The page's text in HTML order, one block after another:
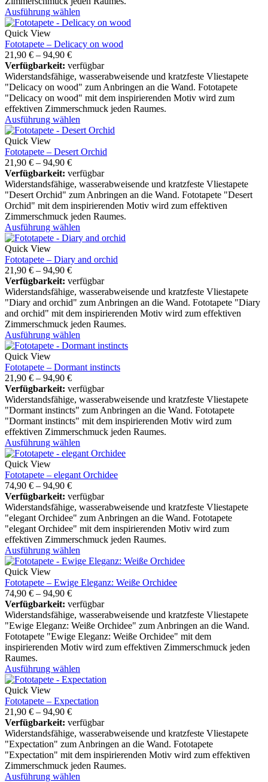
Ausführung wählen
Quick View
Fototapete – Delicacy on wood
21,90 € – 94,90 €
Verfügbarkeit: verfügbar
Widerstandsfähige, wasserabweisende und kratzfeste Vliestapete
"Delicacy on wood" zum Anbringen an die Wand. Fototapete
"Delicacy on wood" mit dem inspirierenden Motiv wird zum
effektiven Zimmerschmuck jeden Raumes.
Ausführung wählen
Quick View
Fototapete – Desert Orchid
21,90 € – 94,90 €
Verfügbarkeit: verfügbar
Widerstandsfähige, wasserabweisende und kratzfeste Vliestapete
"Desert Orchid" zum Anbringen an die Wand. Fototapete "Desert
Orchid" mit dem inspirierenden Motiv wird zum effektiven
Zimmerschmuck jeden Raumes.
Ausführung wählen
Quick View
Fototapete – Diary and orchid
21,90 € – 94,90 €
Verfügbarkeit: verfügbar
Widerstandsfähige, wasserabweisende und kratzfeste Vliestapete
"Diary and orchid" zum Anbringen an die Wand. Fototapete "Diary
and orchid" mit dem inspirierenden Motiv wird zum effektiven
Zimmerschmuck jeden Raumes.
Ausführung wählen
Quick View
Fototapete – Dormant instincts
21,90 € – 94,90 €
Verfügbarkeit: verfügbar
Widerstandsfähige, wasserabweisende und kratzfeste Vliestapete
"Dormant instincts" zum Anbringen an die Wand. Fototapete
"Dormant instincts" mit dem inspirierenden Motiv wird zum
effektiven Zimmerschmuck jeden Raumes.
Ausführung wählen
Quick View
Fototapete – elegant Orchidee
74,90 € – 94,90 €
Verfügbarkeit: verfügbar
Widerstandsfähige, wasserabweisende und kratzfeste Vliestapete
"elegant Orchidee" zum Anbringen an die Wand. Fototapete
"elegant Orchidee" mit dem inspirierenden Motiv wird zum
effektiven Zimmerschmuck jeden Raumes.
Ausführung wählen
Quick View
Fototapete – Ewige Eleganz: Weiße Orchidee
74,90 € – 94,90 €
Verfügbarkeit: verfügbar
Widerstandsfähige, wasserabweisende und kratzfeste Vliestapete
"Ewige Eleganz: Weiße Orchidee" zum Anbringen an die Wand.
Fototapete "Ewige Eleganz: Weiße Orchidee" mit dem
inspirierenden Motiv wird zum effektiven Zimmerschmuck jeden
Raumes.
Ausführung wählen
Quick View
Fototapete – Expectation
21,90 € – 94,90 €
Verfügbarkeit: verfügbar
Widerstandsfähige, wasserabweisende und kratzfeste Vliestapete
"Expectation" zum Anbringen an die Wand. Fototapete
"Expectation" mit dem inspirierenden Motiv wird zum effektiven
Zimmerschmuck jeden Raumes.
Ausführung wählen